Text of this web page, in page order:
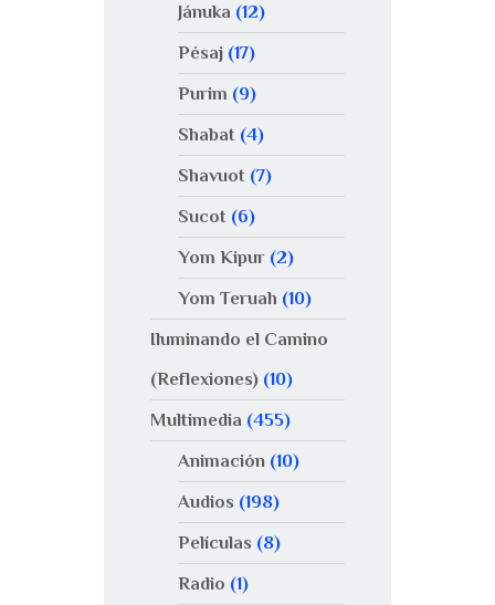
Jánuka (12)
Pésaj(17)
Purim (9)
Shabat(4)
Shavuot(7)
Sucot(6)
Yom Kipur(2)
Yom Teruah (10)
Iluminando el Camino
(Reflexiones) (10)
Multimedia (455)
Animación(10)
Audios (198)
Películas (8)
Radio (1)